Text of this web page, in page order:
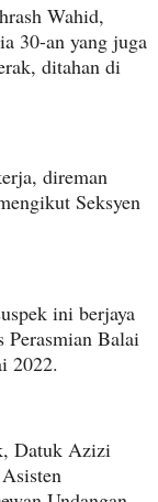
Wahid,
30-an yang juga
ditahan di
direman
Seksyen
ini berjaya
Perasmian Balai
2022.
Datuk Azizi